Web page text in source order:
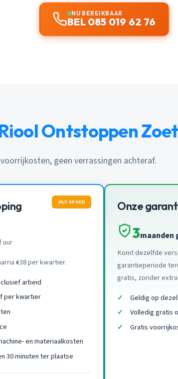
NU BEREIKBAAR
BEL 085 019 62 76
Ontstoppen
geen verrassingen achteraf.
24/7 SPOED
uur
€38 per kwartier.
arbeid
per kwartier
en materiaalkosten
30 minuten ter plaatse
Onze
3maanden
Komt dezelfde
garantieperiode
gratis, zonder
Geldig op
Volledig gratis
Gratis